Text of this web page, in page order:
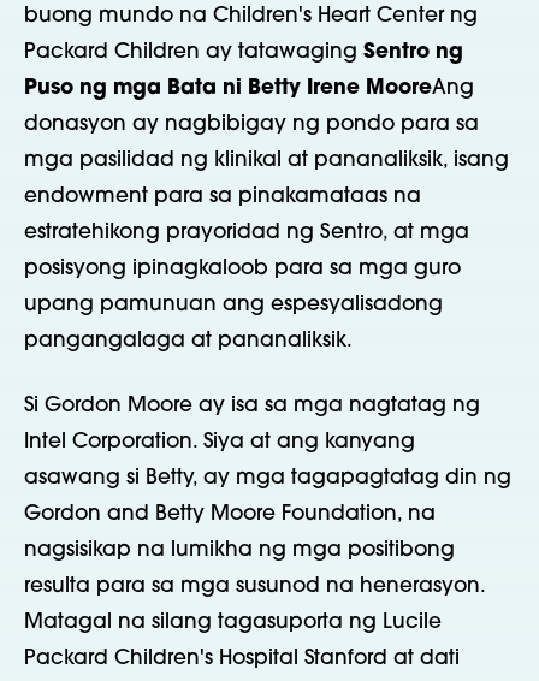
buong mundo na Children's Heart Center ng
Packard Children ay tatawaging Sentro ng
Puso ng mga Bata ni Betty Irene MooreAng
donasyon ay nagbibigay ng pondo para sa
mga pasilidad ng klinikal at pananaliksik, isang
endowment para sa pinakamataas na
estratehikong prayoridad ng Sentro, at mga
posisyong ipinagkaloob para sa mga guro
upang pamunuan ang espesyalisadong
pangangalaga at pananaliksik.
Si Gordon Moore ay isa sa mga nagtatag ng
Intel Corporation. Siya at ang kanyang
asawang si Betty, ay mga tagapagtatag din ng
Gordon and Betty Moore Foundation, na
nagsisikap na lumikha ng mga positibong
resulta para sa mga susunod na henerasyon.
Matagal na silang tagasuporta ng Lucile
Packard Children's Hospital Stanford at dati